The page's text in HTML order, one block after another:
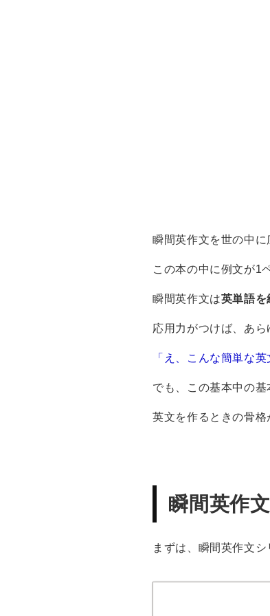
瞬間英作文を世の中に
この本の中に例文が1
瞬間英作文は英単語を
応用力がつけば、あ
「え、こんな簡単な
でも、この基本中の
英文を作るときの骨
瞬間英作
まずは、瞬間英作文